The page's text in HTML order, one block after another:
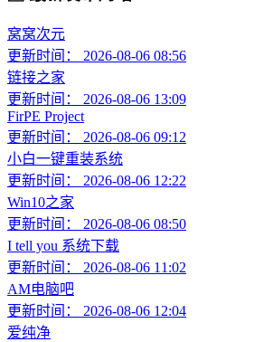
窝窝次元
更新时间： 2026-08-06 08:56
链接之家
更新时间： 2026-08-06 13:09
FirPE Project
更新时间： 2026-08-06 09:12
小白一键重装系统
更新时间： 2026-08-06 12:22
Win10之家
更新时间： 2026-08-06 08:50
I tell you 系统下载
更新时间： 2026-08-06 11:02
AM电脑吧
更新时间： 2026-08-06 12:04
爱纯净